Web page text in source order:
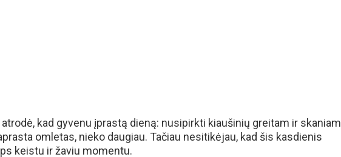
kad gyvenu įprastą dieną: nusipirkti kiaušinių greitam ir skaniam
omletas, nieko daugiau. Tačiau nesitikėjau, kad šis kasdienis
keistu ir žaviu momentu.